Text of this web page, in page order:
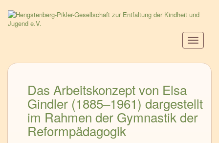
Direkt
zum
Das Arbeitskonzept von Elsa
Gindler (1885–1961) dargestellt
im Rahmen der Gymnastik der
Reformpädagogik